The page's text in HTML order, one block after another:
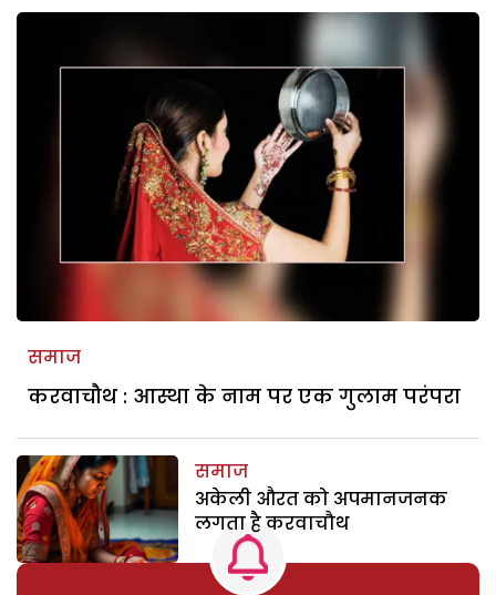
समाज
करवाचौथ : आस्था के नाम पर एक गुलाम परंपरा
समाज
अकेली औरत को अपमानजनक
लगता है करवाचौथ